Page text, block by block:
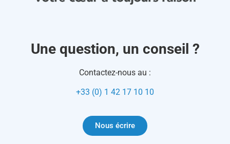
Une question, un conseil ?
Contactez-nous au :
+33 (0) 1 42 17 10 10
Nous écrire